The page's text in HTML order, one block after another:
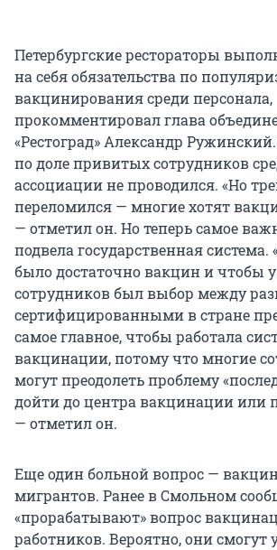
Петербургские рестораторы
на себя обязательства по
вакцинирования среди персонала,
прокомментировал глава
«Рестоград» Александр
по доле привитых сотрудников
ассоциации не проводился. «Но
переломился — многие хотят
— отметил он. Но теперь самое
подвела государственная система.
было достаточно вакцин и чтобы
сотрудников был выбор между
сертифицированными в стране
самое главное, чтобы работала
вакцинации, потому что многие
могут преодолеть проблему
дойти до центра вакцинации или
— отметил он.
Еще один больной вопрос —
мигрантов. Ранее в Смольном
«прорабатывают» вопрос
работников. Вероятно, они смогут